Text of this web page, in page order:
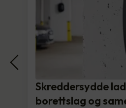
Skreddersydde
borettslag og